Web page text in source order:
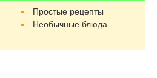
Простые рецепты
Необычные блюда